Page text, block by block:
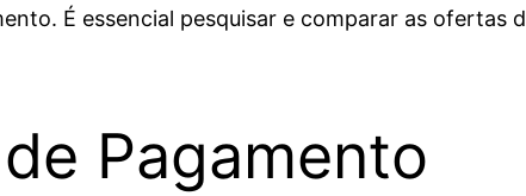
É essencial pesquisar e comparar as
Pagamento